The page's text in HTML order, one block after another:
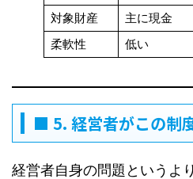
対象財産 主に現金
柔軟性
低い
■ 5. 経営者がこの制
経営者自身の問題というより